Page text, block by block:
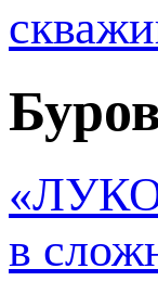
в